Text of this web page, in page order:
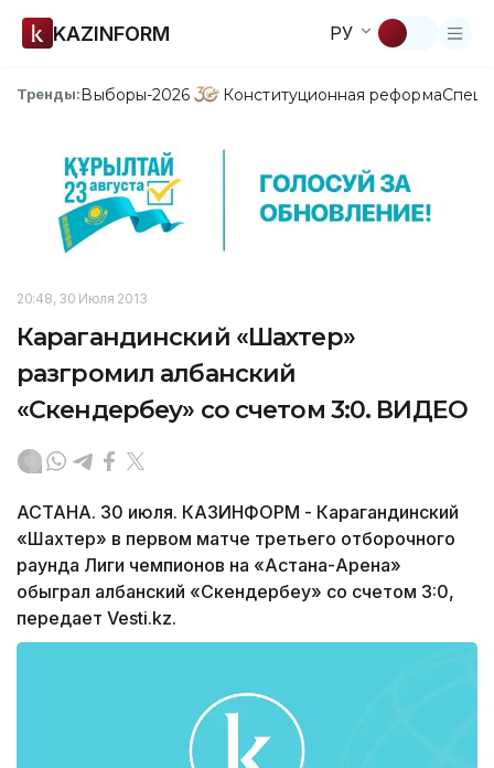
KAZINFORM РУ
Тренды:Выборы-2026 Конституционная реформа
20:48, 30 Июля 2013
Карагандинский «Шахтер»
разгромил албанский
«Скендербеу» со счетом 3:0. ВИДЕО
АСТАНА. 30 июля. КАЗИНФОРМ - Карагандинский
«Шахтер» в первом матче третьего отборочного
раунда Лиги чемпионов на «Астана-Арена»
обыграл албанский «Скендербеу» со счетом 3:0,
передает Vesti.kz.